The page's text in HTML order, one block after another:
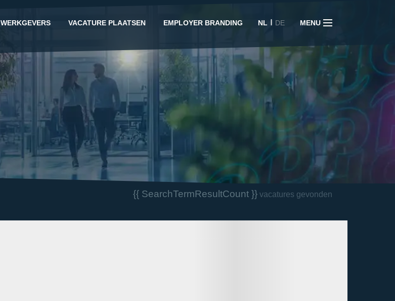
WERKGEVERS VACATURE PLAATSEN EMPLOYER BRANDING NL I DE MENU
{{ SearchTermResultCount }}vacatures gevonden